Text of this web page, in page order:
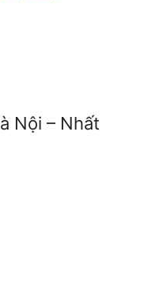
Nội – Nhất